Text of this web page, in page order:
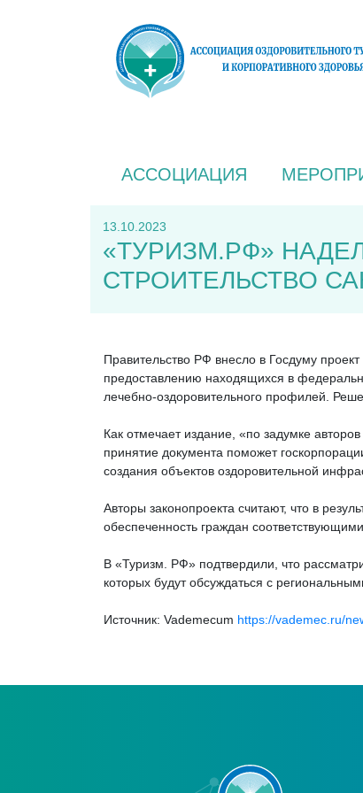
АССОЦИАЦИЯ
13.10.2023
«ТУРИЗМ.РФ»
СТРОИТЕЛЬСТВО
Правительство РФ внесло в Госдуму
предоставлению находящихся в
лечебно-оздоровительного профилей.
Как отмечает издание, «по задумке
принятие документа поможет
создания объектов оздоровительной
Авторы законопроекта считают, что в
обеспеченность граждан соответствующими
В «Туризм. РФ» подтвердили, что
которых будут обсуждаться с
Источник: Vademecum https://vademec.ru/